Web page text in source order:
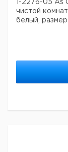
1-2276-05 As
чистой
белый, размер.